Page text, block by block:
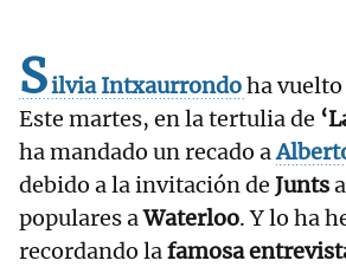
Silvia Intxaurrondoha
Este martes, en la tertulia de
ha mandado un recado a
debido a la invitación de Junts
populares aWaterloo. Y lo ha
recordando lafamosa